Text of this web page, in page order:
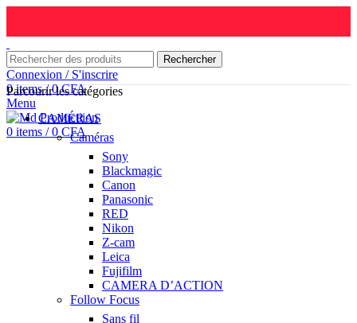
Rechercher
Connexion / S'inscrire
0items / 0CFA
Menu
0 items / 0 CFA
Parcourir les catégories
CAMÉRAS
Caméras
Sony
Blackmagic
Canon
Panasonic
RED
Nikon
Z-cam
Leica
Fujifilm
CAMERA D’ACTION
Follow Focus
Sans fil